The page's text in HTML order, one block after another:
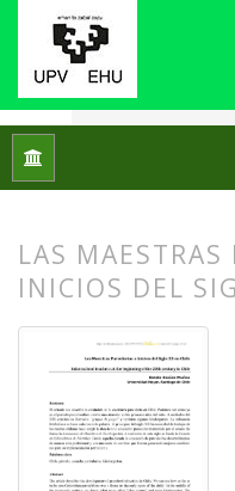
Inicio
LAS
INICIOS DEL